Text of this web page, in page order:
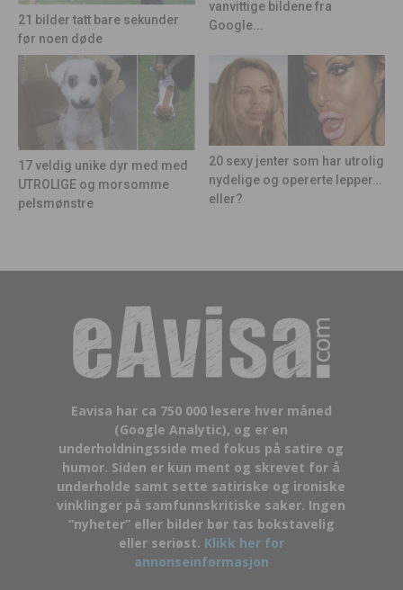
21 bilder tatt bare sekunder
før noen døde
vanvittige bildene fra
Google...
17 veldig unike dyr med med
UTROLIGE og morsomme
pelsmønstre
20 sexy jenter som har utrolig
nydelige og opererte lepper…
eller?
Eavisa har ca 750 000 lesere hver måned
(Google Analytic), og er en
underholdningsside med fokus på satire og
humor. Siden er kun ment og skrevet for å
underholde samt sette satiriske og ironiske
vinklinger på samfunnskritiske saker. Ingen
“nyheter” eller bilder bør tas bokstavelig
eller seriøst. Klikk her for
annonseinformasjon